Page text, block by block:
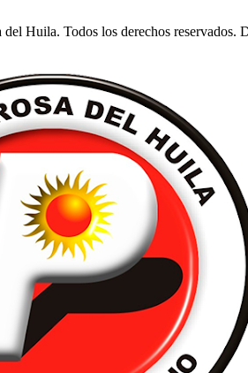
Huila. Todos los derechos reservados.